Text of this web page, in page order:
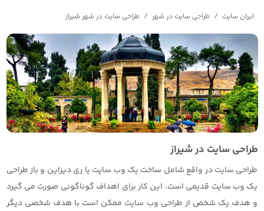
ایران سایت / طراحی سایت در شهر / طراحی سایت در شهر شیراز
طراحی سایت در شیراز
طراحی سایت در واقع شامل ساخت یک وب سایت یا ری دیزاین و باز طراحی
یک وب سایت قدیمی است. این کار برای اهداف گوناگونی صورت می گیرد
و هدف یک شخص از طراحی وب سایت ممکن است با هدف شخصی دیگر